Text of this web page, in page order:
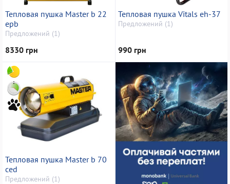
Тепловая пушка Master b 22
epb
Предложений (1)
8330 грн
Тепловая пушка Vitals eh-37
Предложений (1)
990 грн
Тепловая пушка Master b 70
ced
Предложений (1)